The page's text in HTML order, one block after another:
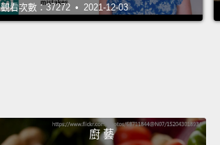
觀看次數：37272 • 2021-12-03
廚 藝